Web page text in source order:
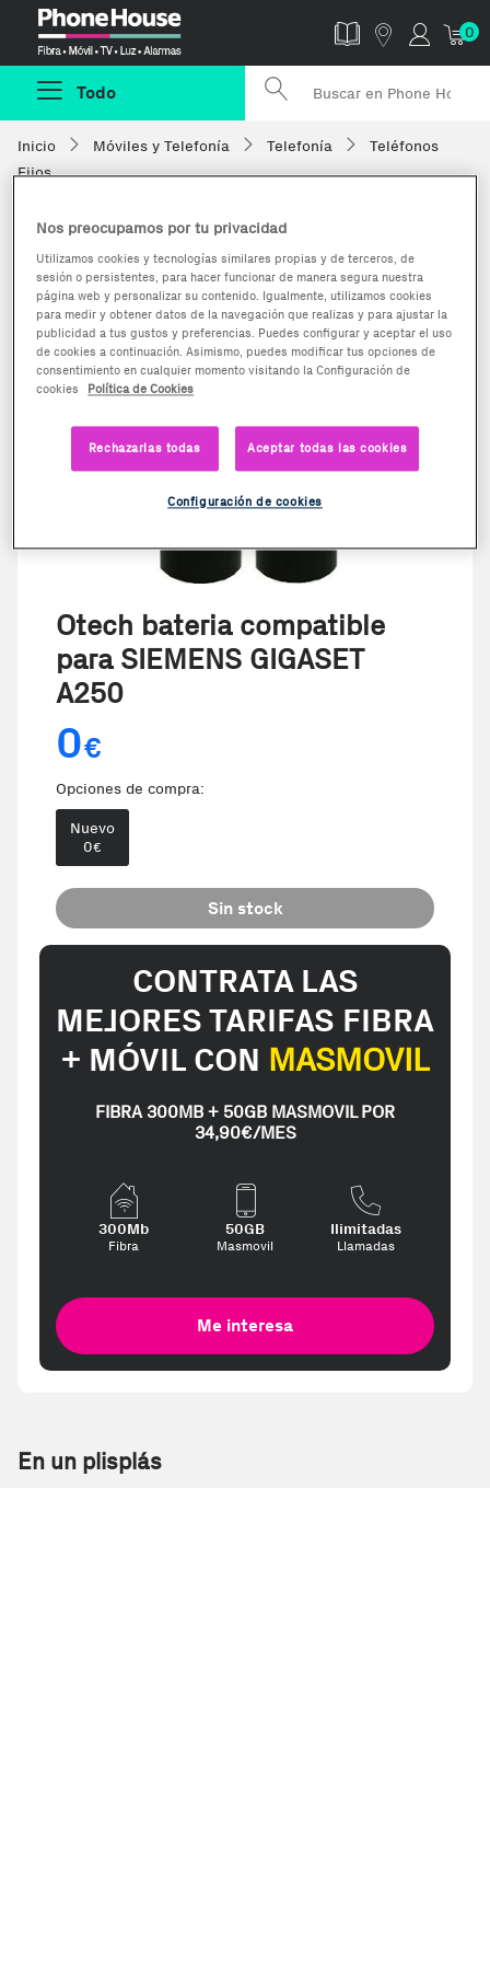
0
Todo
Inicio Móviles y Telefonía Telefonía
Teléfonos
Fijos
Otech bateria compatible
para SIEMENS GIGASET
A250
0€
Opciones de compra:
Nuevo
0€
Sin stock
CONTRATA LAS
MEJORES TARIFAS FIBRA
+ MÓVIL CON MASMOVIL
FIBRA 300MB + 50GB MASMOVIL POR
34,90€/MES
300Mb
Fibra
50GB
Masmovil
Ilimitadas
Llamadas
Me interesa
En un plisplás
Nos preocupamos por tu privacidad
Utilizamos cookies y tecnologías similares propias y de terceros, de
sesión o persistentes, para hacer funcionar de manera segura nuestra
página web y personalizar su contenido. Igualmente, utilizamos cookies
para medir y obtener datos de la navegación que realizas y para ajustar la
publicidad a tus gustos y preferencias. Puedes configurar y aceptar el uso
de cookies a continuación. Asimismo, puedes modificar tus opciones de
consentimiento en cualquier momento visitando la Configuración de
cookies
Política de Cookies
Rechazarlas todas Aceptar todas las cookies
Configuración de cookies